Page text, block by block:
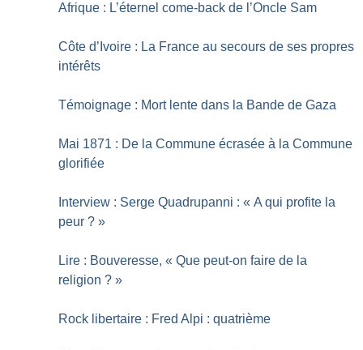
Afrique : L’éternel come-back de l’Oncle Sam
Côte d’Ivoire : La France au secours de ses propres
intérêts
Témoignage : Mort lente dans la Bande de Gaza
Mai 1871 : De la Commune écrasée à la Commune
glorifiée
Interview : Serge Quadrupanni : « A qui profite la
peur ? »
Lire : Bouveresse, « Que peut-on faire de la
religion ? »
Rock libertaire : Fred Alpi : quatrième